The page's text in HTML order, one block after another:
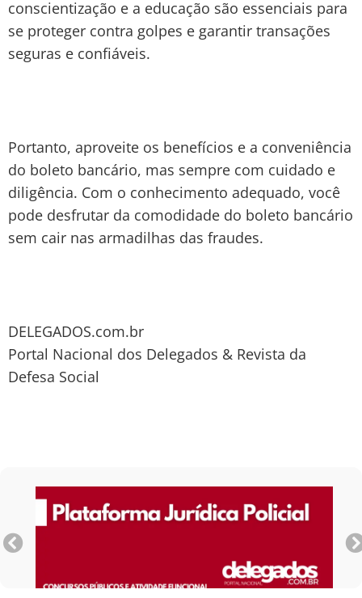
conscientização e a educação são essenciais para
se proteger contra golpes e garantir transações
seguras e confiáveis.
Portanto, aproveite os benefícios e a conveniência
do boleto bancário, mas sempre com cuidado e
diligência. Com o conhecimento adequado, você
pode desfrutar da comodidade do boleto bancário
sem cair nas armadilhas das fraudes.
DELEGADOS.com.br
Portal Nacional dos Delegados & Revista da
Defesa Social